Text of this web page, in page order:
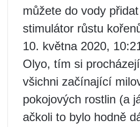
můžete do vody
stimulátor růstu
10. května 2020,
Olyo, tím si
všichni začínající
pokojových rostlin (a
ačkoli to bylo hodně